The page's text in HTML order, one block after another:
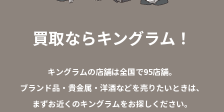
買取ならキングラム！
キングラムの店舗は全国で95店舗。
ブランド品・貴金属・洋酒などを売りたいときは、
まずお近くのキングラムをお探しください。